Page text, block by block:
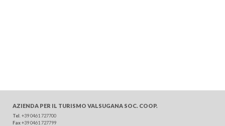
AZIENDA PER IL TURISMO VALSUGANA SOC. COOP.
Tel . +39 0461 727700
Fax+39 0461 727799